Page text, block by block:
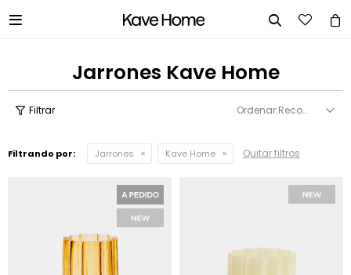
 
Jarrones Kave Home
Recomendados
Filtrando por: Jarrones Kave Home Quitar filtros